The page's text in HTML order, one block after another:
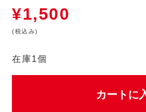
¥1,500
(税込み)
在庫1個
カートに